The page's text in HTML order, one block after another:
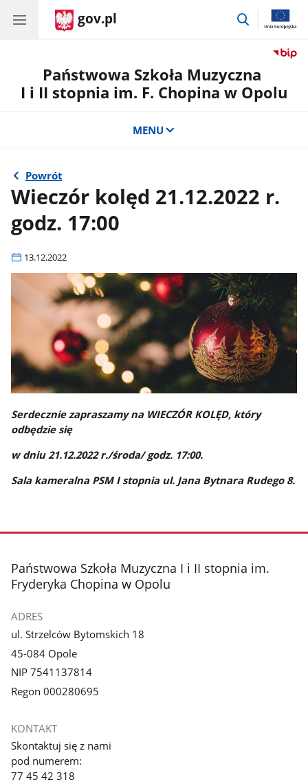
gov.pl
przejdź
Państwowa Szkoła Muzyczna
I i II stopnia im. F. Chopina w Opolu
MENU
Powrót
Wieczór kolęd 21.12.2022 r.
godz. 17:00
13.12.2022
Serdecznie zapraszamy na WIECZÓR KOLĘD, który
odbędzie się
w dniu 21.12.2022 r./środa/ godz. 17:00.
Sala kameralna PSM I stopnia ul. Jana Bytnara Rudego 8.
stopka
Państwowa Szkoła Muzyczna I i II stopnia im.
Fryderyka Chopina w Opolu
ADRES
ul. Strzelców Bytomskich 18
45-084 Opole
NIP 7541137814
Regon 000280695
KONTAKT
Skontaktuj się z nami
pod numerem:
77 45 42 318